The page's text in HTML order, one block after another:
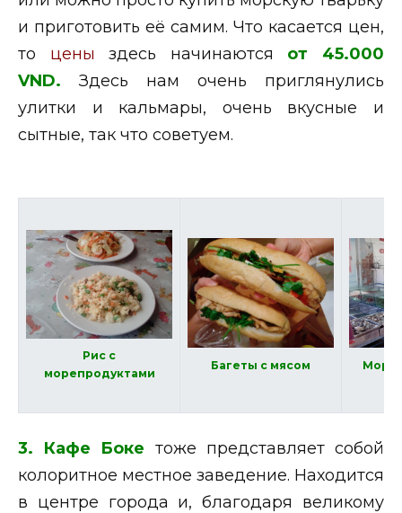
и приготовить её самим. Что касается цен,
то цены здесь начинаются
от 45.000
VND.
Здесь нам очень приглянулись
улитки и кальмары, очень вкусные и
сытные, так что советуем.
Рис с
морепродуктами
Багеты с мясом
3. Кафе Боке тоже представляет собой
колоритное местное заведение. Находится
в центре города и, благодаря великому